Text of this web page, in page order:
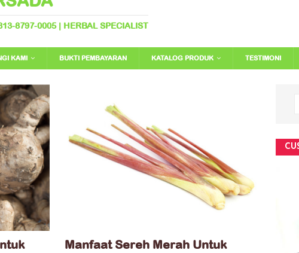
8797-0005 | HERBAL SPECIALIST
KAMI BUKTI PEMBAYARAN KATALOG PRODUK TESTIMONI
Manfaat Sereh Merah Untuk